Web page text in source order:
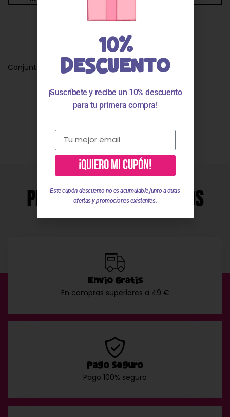
Descripción
Conjunto bebe niño cangrejo 25006
Valoraciones
Productos Relacionados
Envío Gratis
En compras superiores a 49 €
Pago Seguro
Pago 100% seguro
10%
DESCUENTO
¡Suscríbete y recibe un 10% descuento
para tu primera compra!
¡QUIERO MI CUPÓN!
Este cupón descuento no es acumulable junto a otras
ofertas y promociones existentes.